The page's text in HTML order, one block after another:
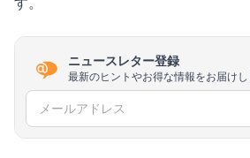
ニュースレター登録
最新のヒントやお得な情報をお届けし
メールアドレス